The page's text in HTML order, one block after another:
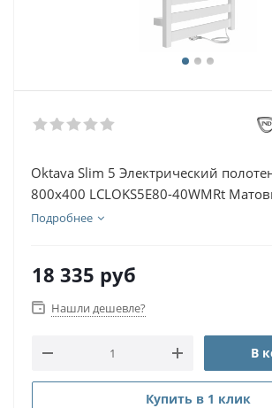
Oktava Slim 5 Электрический
800х400 LСLOKS5E80-40WMRt
Подробнее
18 335 руб
Нашли дешевле?
В
Купить в 1 клик